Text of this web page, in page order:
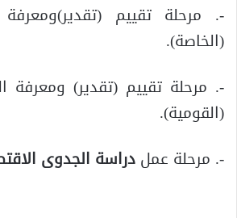
-. مرحلة تقييم (تقدير)ومعرفة
(الخاصة).
-. مرحلة تقييم (تقدير) ومعرفة
(القومية).
-. مرحلة عملدراسة الجدوى